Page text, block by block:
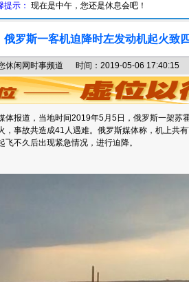
提示： 现在是中午，您还是休息会吧！
俄罗斯一客机迫降时左发动机起火致
休闲网时事频道 时间：2019-05-06
体报道，当地时间2019年5月5日，俄罗斯一架苏
，事故共造成41人遇难。俄罗斯媒体称，机上共
飞不久后出现紧急情况，进行迫降。